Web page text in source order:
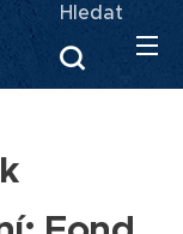
Hledat